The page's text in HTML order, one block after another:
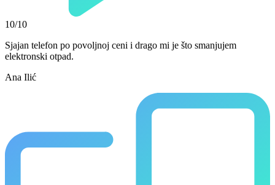
10/10
Sjajan telefon po povoljnoj ceni i drago mi je što smanjujem
elektronski otpad.
Ana Ilić